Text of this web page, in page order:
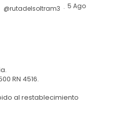
@rutadelsoltram3 · 5 Ago
RN 4516.
al restablecimiento